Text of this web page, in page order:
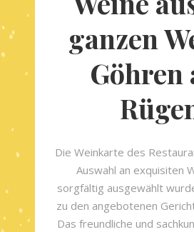
ganzen
Göhren
Die Weinkarte des
Auswahl an exquisiten
sorgfältig ausgewählt
zu den angebotenen
Das freundliche und